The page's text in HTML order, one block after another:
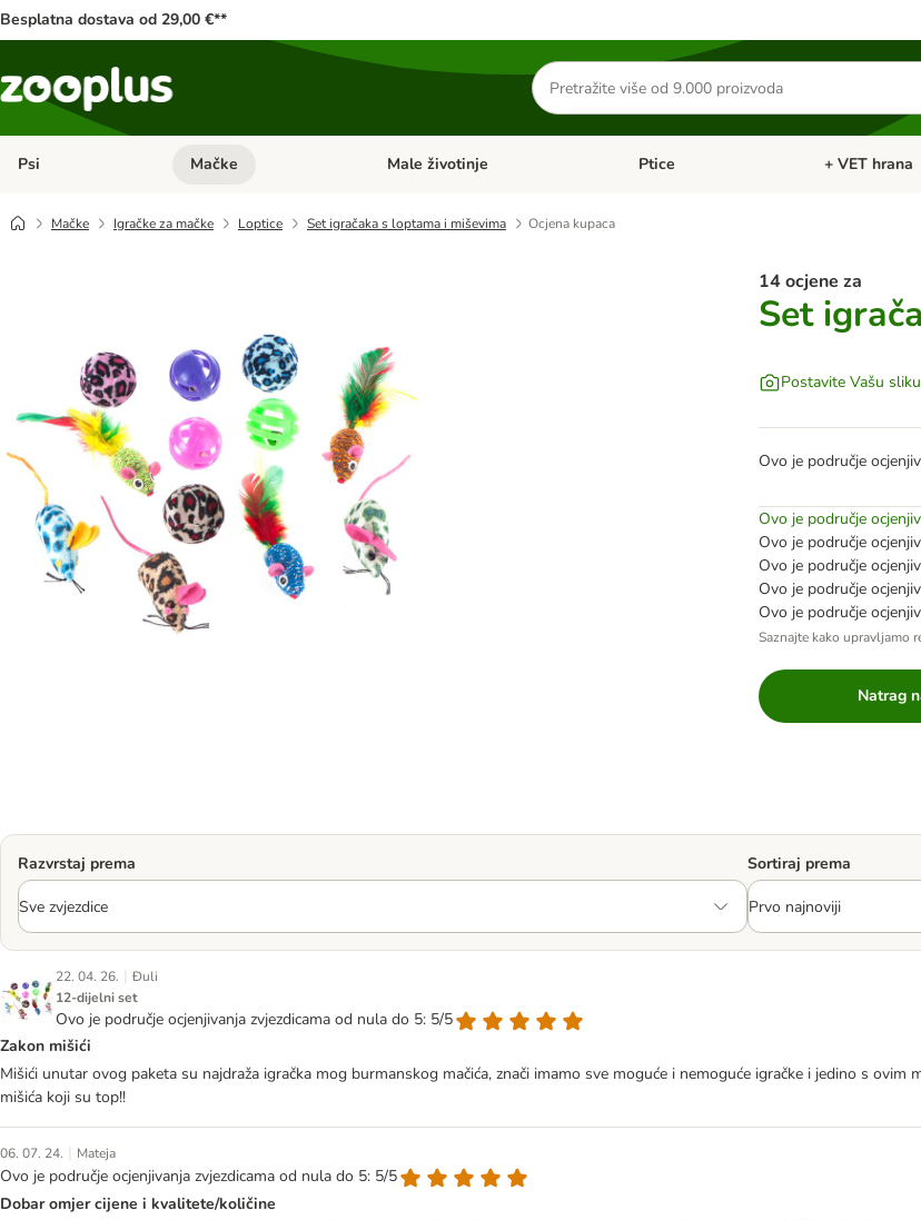
Besplatna dostava od 29,00 €**
Traži
proizvode
Psi Pregled kategorija: Psi
Mačke Pregled kategorija: Mačke
Male životinje Pregled kategorija: Male životinje
Ptice Pregled
+ VET hrana
Mačke Igračke za mačke Loptice Set igračaka s loptama i miševima Ocjena kupaca
14 ocjene za
Set
Postavite Vašu
Ovo je područje
Ovo je područje
Ovo je područje
Ovo je područje
Ovo je područje
Ovo je područje
Saznajte kako upravljamo
Natrag
Razvrstaj prema Sortiraj prema
22. 04. 26. | Đuli
12-dijelni set
Ovo je područje ocjenjivanja zvjezdicama od nula do 5: 5/5
Zakon mišići
Mišići unutar ovog paketa su najdraža igračka mog burmanskog mačića, znači imamo sve moguće i nemoguće igračke i jedino s
mišića koji su top!!
06. 07. 24. | Mateja
Ovo je područje ocjenjivanja zvjezdicama od nula do 5: 5/5
Dobar omjer cijene i kvalitete/količine